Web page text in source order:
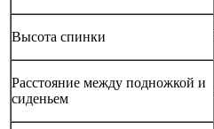
Высота спинки
Расстояние между подножкой и
сиденьем